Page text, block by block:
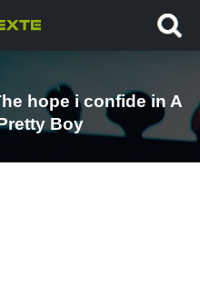
hope i confide in A
Boy